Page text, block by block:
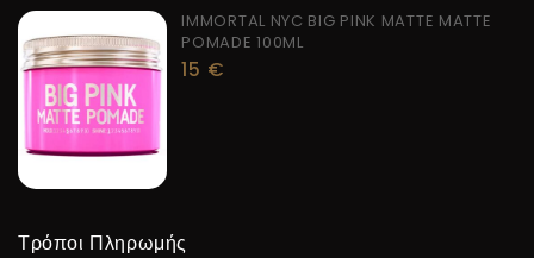
IMMORTAL NYC BIG PINK MATTE MATTE
POMADE 100ML
15 €
Τρόποι Πληρωμής